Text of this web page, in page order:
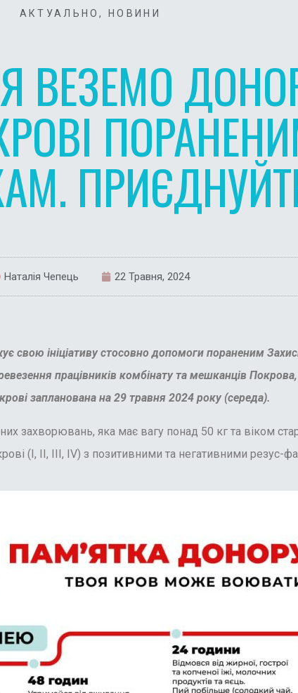
АКТУАЛЬНО, НОВИНИ
ВЕЗЕМО
Наталія Чепець 22 Травня, 2024
свою ініціативу стосовно допомоги пораненим
працівників комбінату та мешканців
запланована на 29 травня 2024 року (середа).
захворювань, яка має вагу понад 50 кг та віком
(І, ІІ, ІІІ, ІV) з позитивними та негативними резус-